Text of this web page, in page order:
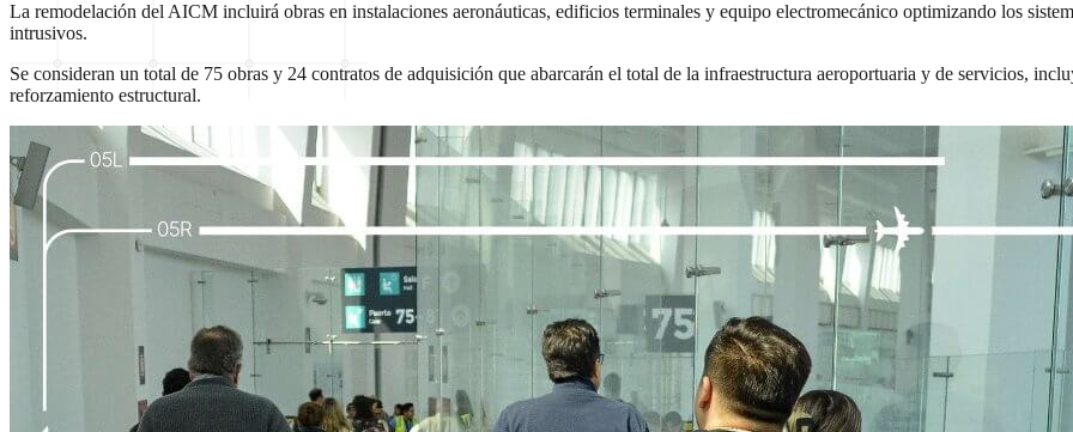
La remodelación del AICM incluirá obras en instalaciones aeronáuticas, edificios terminales y equipo electromecánico optimizando los
intrusivos.
Se consideran un total de 75 obras y 24 contratos de adquisición que abarcarán el total de la infraestructura aeroportuaria y de servicios,
reforzamiento estructural.